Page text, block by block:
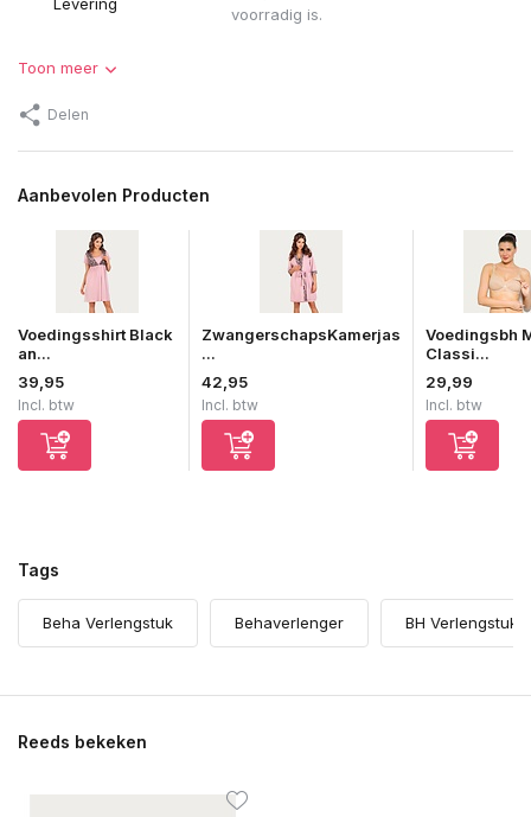
voorradig is.
Toon meer
Delen
Aanbevolen Producten
Voedingsshirt Black
an...
39,95
Incl. btw
ZwangerschapsKamerjas
...
42,95
Incl. btw
Voedingsbh
Classi...
29,99
Incl. btw
Tags
Beha Verlengstuk Behaverlenger BH Verlengstuk
Reeds bekeken